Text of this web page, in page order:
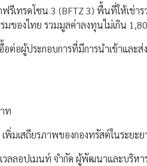
ฟรีเทรดโซน 3 (BFTZ 3) พื้นที่ให้เช่
ของไทย รวมมูลค่าลงทุนไม่เกิน
ต่อผู้ประกอบการที่มีการนำเข้าและ
ท
มเสถียรภาพของกองทรัสต์ในระยะย
ลอปเมนท์ จำกัด ผู้พัฒนาและบริหาร